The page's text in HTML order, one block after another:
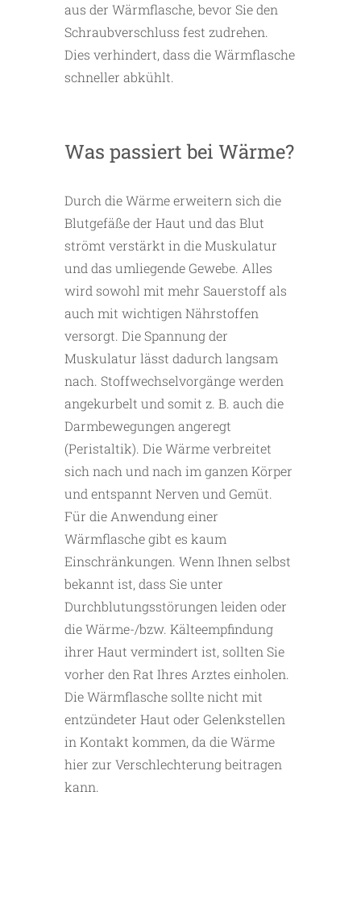
aus der Wärmflasche, bevor Sie den
Schraubverschluss fest zudrehen.
Dies verhindert, dass die Wärmflasche
schneller abkühlt.
Was passiert bei Wärme?
Durch die Wärme erweitern sich die
Blutgefäße der Haut und das Blut
strömt verstärkt in die Muskulatur
und das umliegende Gewebe. Alles
wird sowohl mit mehr Sauerstoff als
auch mit wichtigen Nährstoffen
versorgt. Die Spannung der
Muskulatur lässt dadurch langsam
nach. Stoffwechselvorgänge werden
angekurbelt und somit z. B. auch die
Darmbewegungen angeregt
(Peristaltik). Die Wärme verbreitet
sich nach und nach im ganzen Körper
und entspannt Nerven und Gemüt.
Für die Anwendung einer
Wärmflasche gibt es kaum
Einschränkungen. Wenn Ihnen selbst
bekannt ist, dass Sie unter
Durchblutungsstörungen leiden oder
die Wärme-/bzw. Kälteempfindung
ihrer Haut vermindert ist, sollten Sie
vorher den Rat Ihres Arztes einholen.
Die Wärmflasche sollte nicht mit
entzündeter Haut oder Gelenkstellen
in Kontakt kommen, da die Wärme
hier zur Verschlechterung beitragen
kann.